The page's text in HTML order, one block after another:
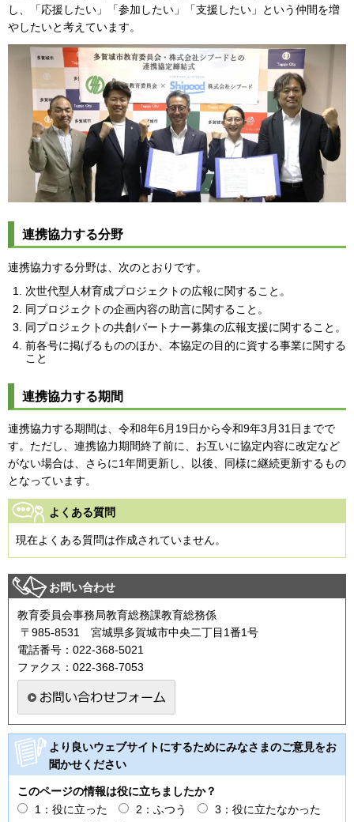
し、「応援したい」「参加したい」「支援したい」という仲間を増
やしたいと考えています。
連携協力する分野
連携協力する分野は、次のとおりです。
次世代型人材育成プロジェクトの広報に関すること。
同プロジェクトの企画内容の助言に関すること。
同プロジェクトの共創パートナー募集の広報支援に関すること。
前各号に掲げるもののほか、本協定の目的に資する事業に関する
こと
連携協力する期間
連携協力する期間は、令和8年6月19日から令和9年3月31日までで
す。ただし、連携協力期間終了前に、お互いに協定内容に改定など
がない場合は、さらに1年間更新し、以後、同様に継続更新するもの
となっています。
よくある質問
現在よくある質問は作成されていません。
お問い合わせ
教育委員会事務局教育総務課教育総務係
〒985-8531 宮城県多賀城市中央二丁目1番1号
電話番号：022-368-5021
ファクス：022-368-7053
より良いウェブサイトにするためにみなさまのご意見をお
聞かせください
このページの情報は役に立ちましたか？
1：役に立った
2：ふつう
3：役に立たなかった